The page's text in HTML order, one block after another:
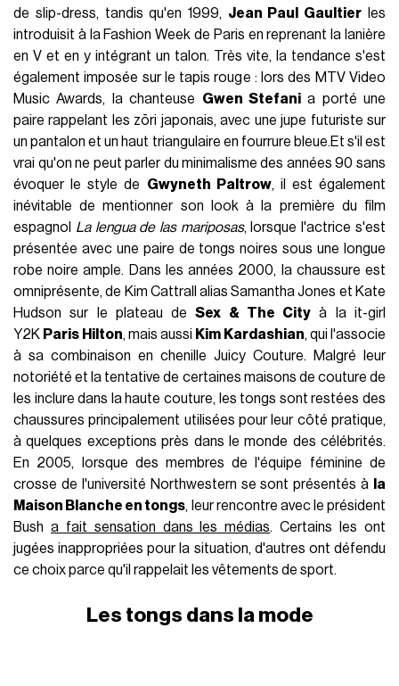
de slip-dress, tandis qu'en 1999, Jean Paul Gaultier les
introduisit à la Fashion Week de Paris en reprenant la lanière
en V et en y intégrant un talon. Très vite, la tendance s'est
également imposée sur le tapis rouge : lors des MTV Video
Music Awards, la chanteuse Gwen Stefania porté une
paire rappelant les zōri japonais, avec une jupe futuriste sur
un pantalon et un haut triangulaire en fourrure bleue.Et s'il est
vrai qu'on ne peut parler du minimalisme des années 90 sans
évoquer le style de Gwyneth Paltrow, il est également
inévitable de mentionner son look à la première du film
espagnol La lengua de las mariposas, lorsque l'actrice s'est
présentée avec une paire de tongs noires sous une longue
robe noire ample. Dans les années 2000, la chaussure est
omniprésente, de Kim Cattrall alias Samantha Jones et Kate
Hudson sur le plateau deSex & The City à la it-girl
Y2K Paris Hilton, mais aussi Kim Kardashian, qui l'associe
à sa combinaison en chenille Juicy Couture. Malgré leur
notoriété et la tentative de certaines maisons de couture de
les inclure dans la haute couture, les tongs sont restées des
chaussures principalement utilisées pour leur côté pratique,
à quelques exceptions près dans le monde des célébrités.
En 2005, lorsque des membres de l'équipe féminine de
crosse de l'université Northwestern se sont présentés à
la
Maison Blanche en tongs, leur rencontre avec le président
Bush a fait sensation dans les médias. Certains les ont
jugées inappropriées pour la situation, d'autres ont défendu
ce choix parce qu'il rappelait les vêtements de sport.
Les tongs dans la mode